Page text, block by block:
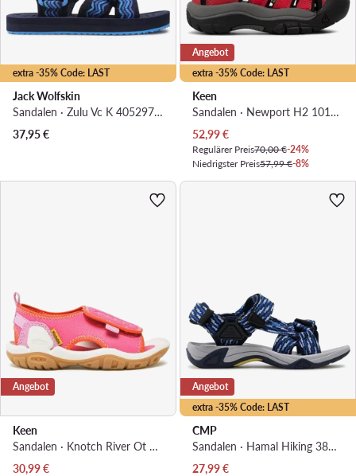
extra -35% Code: LAST
Jack Wolfskin
Sandalen · Zulu Vc K 4052971 · Dunkelblau
37,95€
extra -35% Code: LAST
Angebot
Keen
Sandalen · Newport H2 1012300 · Rot
Aktueller Preis
52,99€
Regulärer Preis70,00 €-24%
Niedrigster Preis57,99 €-8%
Angebot
Keen
Sandalen · Knotch River Ot 1025661 · Rosa
Aktueller Preis
30,99€
extra -35% Code: LAST
Angebot
CMP
Sandalen · Hamal Hiking 38Q9954 · Dunkelblau
Aktueller Preis
27,99€